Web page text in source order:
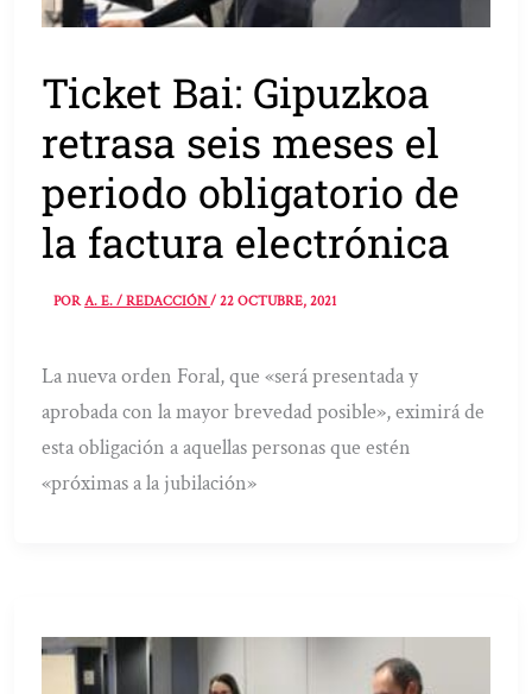
Ticket Bai: Gipuzkoa
retrasa seis meses el
periodo obligatorio de
la factura electrónica
PORA. E. / REDACCIÓN/22 OCTUBRE, 2021
La nueva orden Foral, que «será presentada y
aprobada con la mayor brevedad posible», eximirá de
esta obligación a aquellas personas que estén
«próximas a la jubilación»